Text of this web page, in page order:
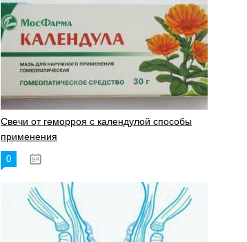
Свечи от геморроя с календулой способы
применения
0